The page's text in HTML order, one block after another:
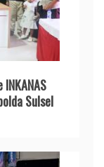
Sulsel